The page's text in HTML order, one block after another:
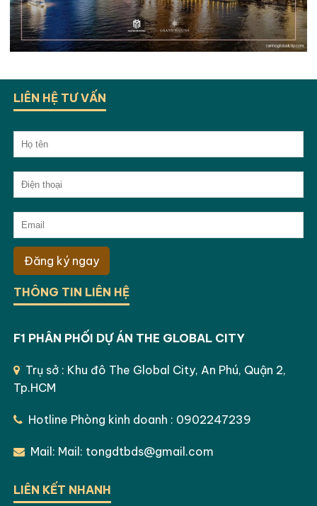
LIÊN HỆ TƯ VẤN
Đăng ký ngay
THÔNG TIN LIÊN HỆ
F1 PHÂN PHỐI DỰ ÁN THE GLOBAL CITY
Trụ sở : Khu đô The Global City, An Phú, Quận 2,
Tp.HCM
Hotline Phòng kinh doanh : 0902247239
Mail: Mail: tongdtbds@gmail.com
LIÊN KẾT NHANH